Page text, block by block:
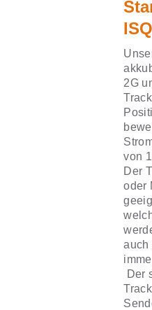
2G
von
Der
oder
auch
Der